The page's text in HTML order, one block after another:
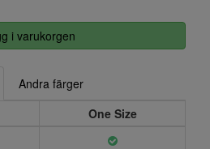
i varukorgen
Andra färger
One Size